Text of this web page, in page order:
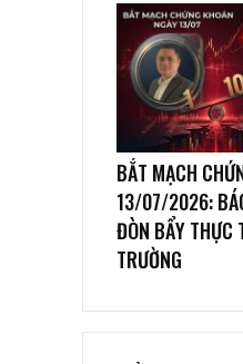
BẮT MẠCH
13/07/2026:
ĐÒN BẨY THỰC
TRƯỜNG